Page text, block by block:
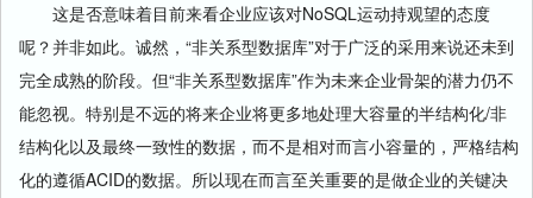
这是否意味着目前来看企业应该对NoSQL运动持观望的态度
呢？并非如此。诚然，“非关系型数据库”对于广泛的采用来说还未到
完全成熟的阶段。但“非关系型数据库”作为未来企业骨架的潜力仍不
能忽视。特别是不远的将来企业将更多地处理大容量的半结构化/非
结构化以及最终一致性的数据，而不是相对而言小容量的，严格结构
化的遵循ACID的数据。所以现在而言至关重要的是做企业的关键决